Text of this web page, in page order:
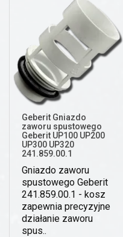
Geberit Gniazdo
zaworu spustowego
Geberit UP100 UP200
UP300 UP320
241.859.00.1
Gniazdo zaworu
spustowego Geberit
241.859.00.1 - kosz
zapewnia precyzyjne
działanie zaworu
spus..